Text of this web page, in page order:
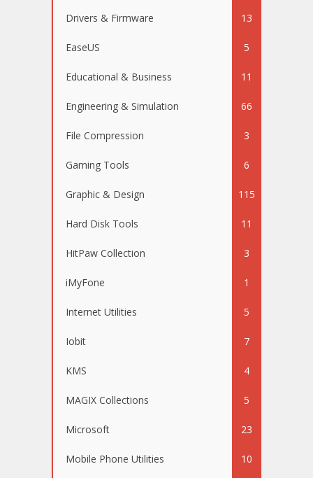
Drivers & Firmware 13
EaseUS 5
Educational & Business 11
Engineering & Simulation 66
File Compression 3
Gaming Tools 6
Graphic & Design 115
Hard Disk Tools 11
HitPaw Collection 3
iMyFone 1
Internet Utilities 5
Iobit 7
KMS 4
MAGIX Collections 5
Microsoft 23
Mobile Phone Utilities 10